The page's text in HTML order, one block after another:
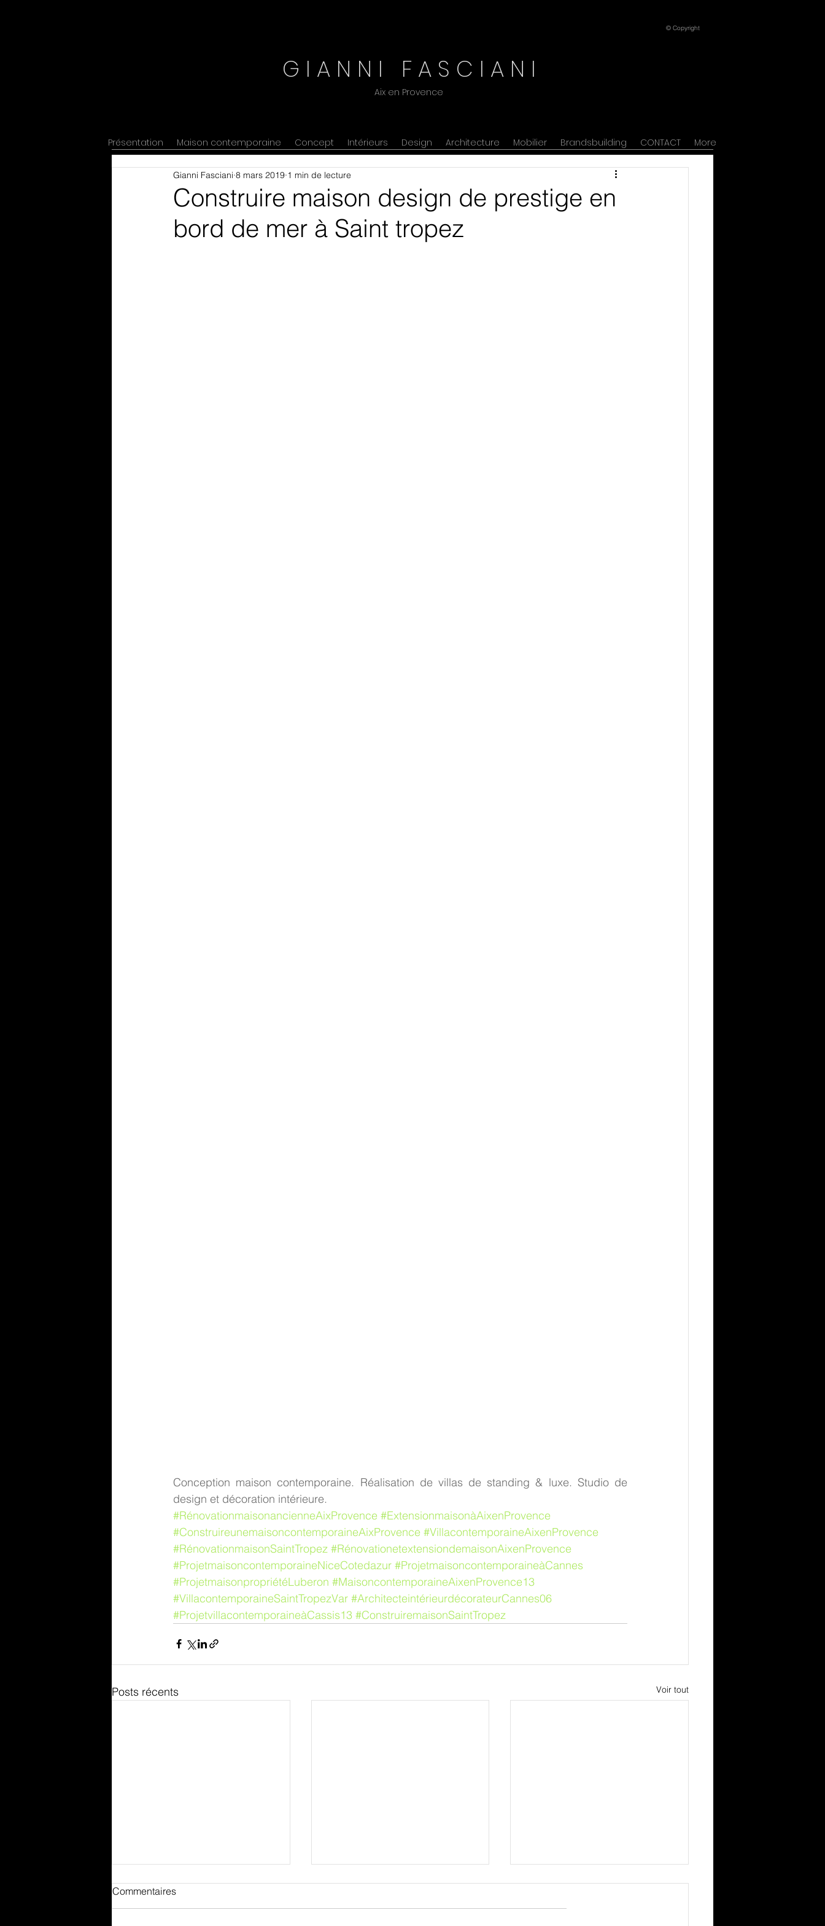
© Copyright
G I A N N I F A S C I A N I
Aix en Provence
Présentation Maison contemporaine Concept Intérieurs Design Architecture Mobilier Brandsbuilding CONTACT More
Construire maison design de prestige en
bord de mer à Saint tropez
Gianni Fasciani 8 mars 2019 1 min de lecture
Conception maison contemporaine. Réalisation de villas de standing & luxe. Studio de
design et décoration intérieure.
#RénovationmaisonancienneAixProvence #ExtensionmaisonàAixenProvence
#ConstruireunemaisoncontemporaineAixProvence #VillacontemporaineAixenProvence
#RénovationmaisonSaintTropez #RénovationetextensiondemaisonAixenProvence
#ProjetmaisoncontemporaineNiceCotedazur #ProjetmaisoncontemporaineàCannes
#ProjetmaisonpropriétéLuberon #MaisoncontemporaineAixenProvence13
#VillacontemporaineSaintTropezVar #ArchitecteintérieurdécorateurCannes06
#ProjetvillacontemporaineàCassis13 #ConstruiremaisonSaintTropez
Posts récents Voir tout
Commentaires